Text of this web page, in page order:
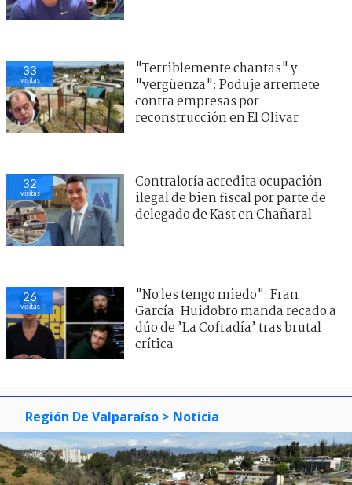
33
visitas
"Terriblemente chantas" y
"vergüenza": Poduje arremete
contra empresas por
reconstrucción en El Olivar
32
visitas
Contraloría acredita ocupación
ilegal de bien fiscal por parte de
delegado de Kast en Chañaral
26
visitas
"No les tengo miedo": Fran
García-Huidobro manda recado a
dúo de ’La Cofradía’ tras brutal
crítica
Región De Valparaíso > Noticia